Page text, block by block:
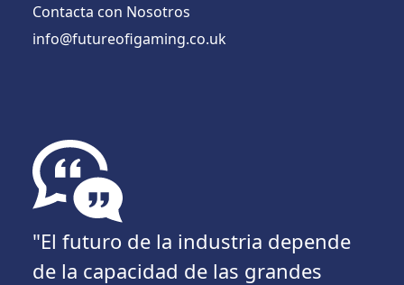
Contacta con Nosotros
info@futureofigaming.co.uk
"El futuro de la industria depende
de la capacidad de las grandes